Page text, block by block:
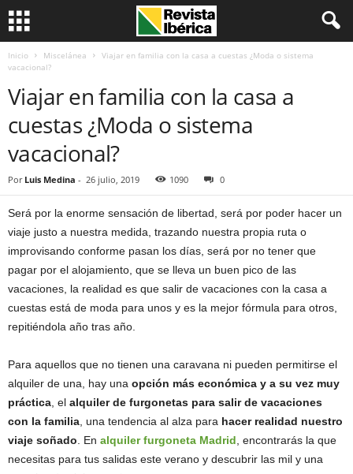
Inicio Miscelánea
Viajar en familia con la casa a cuestas ¿Moda o sistema
vacacional?
Viajar en familia con la casa a
cuestas ¿Moda o sistema
vacacional?
Por Luis Medina - 26 julio, 2019 1090 0
Será por la enorme sensación de libertad, será por poder hacer un
viaje justo a nuestra medida, trazando nuestra propia ruta o
improvisando conforme pasan los días, será por no tener que
pagar por el alojamiento, que se lleva un buen pico de las
vacaciones, la realidad es que salir de vacaciones con la casa a
cuestas está de moda para unos y es la mejor fórmula para otros,
repitiéndola año tras año.
Para aquellos que no tienen una caravana ni pueden permitirse el
alquiler de una, hay una opción más económica y a su vez muy
práctica , el alquiler de furgonetas para salir de vacaciones
con la familia , una tendencia al alza para hacer realidad nuestro
viaje soñado . En alquiler furgoneta Madrid , encontrarás la que
necesitas para tus salidas este verano y descubrir las mil y una